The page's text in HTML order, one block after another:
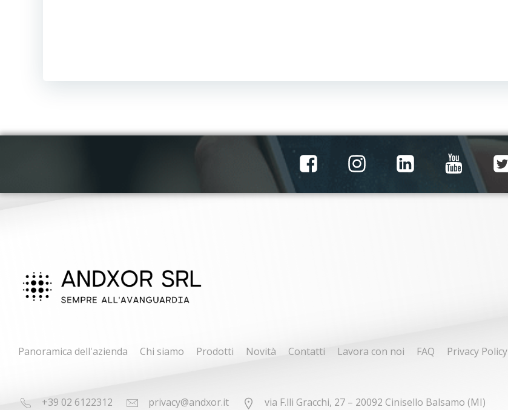
Panoramica dell'azienda Chi siamo Prodotti Novità Contatti Lavora con noi FAQ Privacy Policy
+39 02 6122312 privacy@andxor.it via F.lli Gracchi, 27 – 20092 Cinisello Balsamo (MI)